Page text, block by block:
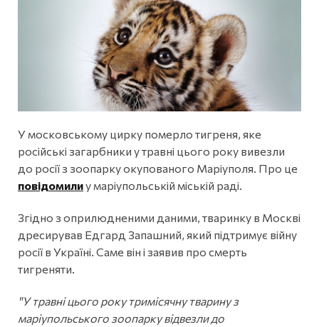
У московському цирку померло тигреня, яке
російські загарбники у травні цього року вивезли
до росії з зоопарку окупованого Маріуполя. Про це
повідомилиу маріупольській міській раді.
Згідно з оприлюдненими даними, тваринку в Москві
дресирував Едгард Запашний, який підтримує війну
росії в Україні. Саме він і заявив про смерть
тигреняти.
"У травні цього року тримісячну тварину з
маріупольського зоопарку відвезли до